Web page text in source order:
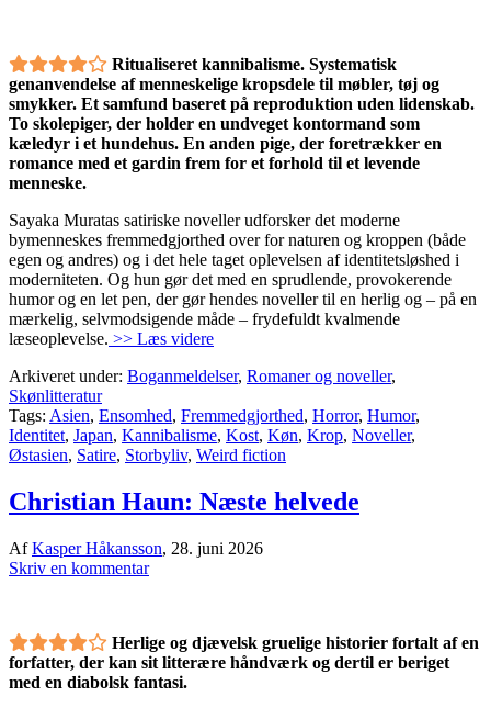
Ritualiseret kannibalisme. Systematisk
genanvendelse af menneskelige kropsdele til møbler, tøj og
smykker. Et samfund baseret på reproduktion uden lidenskab.
To skolepiger, der holder en undveget kontormand som
kæledyr i et hundehus. En anden pige, der foretrækker en
romance med et gardin frem for et forhold til et levende
menneske.
Sayaka Muratas satiriske noveller udforsker det moderne
bymenneskes fremmedgjorthed over for naturen og kroppen (både
egen og andres) og i det hele taget oplevelsen af identitetsløshed i
moderniteten. Og hun gør det med en sprudlende, provokerende
humor og en let pen, der gør hendes noveller til en herlig og – på en
mærkelig, selvmodsigende måde – frydefuldt kvalmende
læseoplevelse. >> Læs videre
Arkiveret under: Boganmeldelser, Romaner og noveller,
Skønlitteratur
Tags: Asien, Ensomhed, Fremmedgjorthed, Horror, Humor,
Identitet, Japan, Kannibalisme, Kost, Køn, Krop, Noveller,
Østasien, Satire, Storbyliv, Weird fiction
Christian Haun: Næste helvede
AfKasper Håkansson, 28. juni 2026
Skriv en kommentar
Herlige og djævelsk gruelige historier fortalt af en
forfatter, der kan sit litterære håndværk og dertil er beriget
med en diabolsk fantasi.